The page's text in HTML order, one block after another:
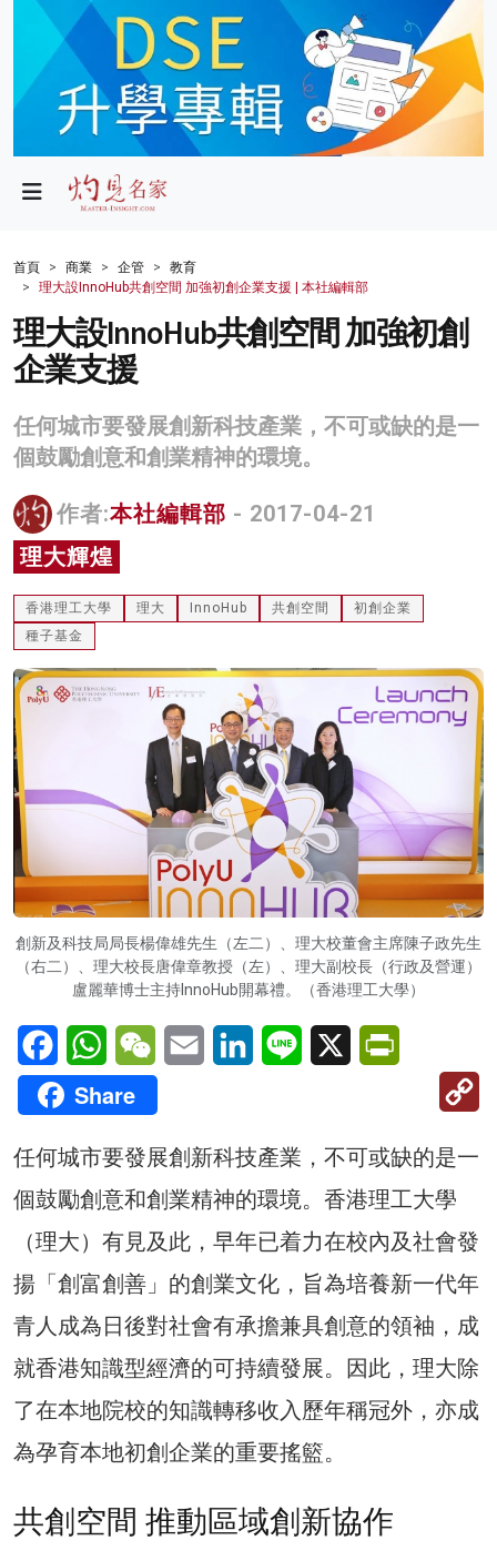
政局
財經
生活
健康
商業
科技
名家榜
灼見活動
關於我們
首頁 商業 企管
教育
理大設InnoHub共創空間 加強初創企業支援 | 本社編輯部
理大設InnoHub共創空間 加強初創
企業支援
任何城市要發展創新科技產業，不可或缺的是一
個鼓勵創意和創業精神的環境。
作者:本社編輯部 - 2017-04-21
理大輝煌
香港理工大學 理大 InnoHub 共創空間
初創企業
種子基金
創新及科技局局長楊偉雄先生（左二）、理大校董會主席陳子政先生
（右二）、理大校長唐偉章教授（左）、理大副校長（行政及營運）
盧麗華博士主持InnoHub開幕禮。（香港理工大學）
FacebookWhatsAppWeChatEmail LinkedInLine X
Share
任何城市要發展創新科技產業，不可或缺的是一
個鼓勵創意和創業精神的環境。香港理工大學
（理大）有見及此，早年已着力在校內及社會發
揚「創富創善」的創業文化，旨為培養新一代年
青人成為日後對社會有承擔兼具創意的領袖，成
就香港知識型經濟的可持續發展。因此，理大除
了在本地院校的知識轉移收入歷年稱冠外，亦成
為孕育本地初創企業的重要搖籃。
共創空間 推動區域創新協作